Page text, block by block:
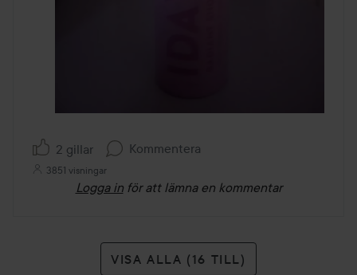
2 gillar Kommentera
3851 visningar
Logga in för att lämna en kommentar
VISA ALLA (16 TILL)